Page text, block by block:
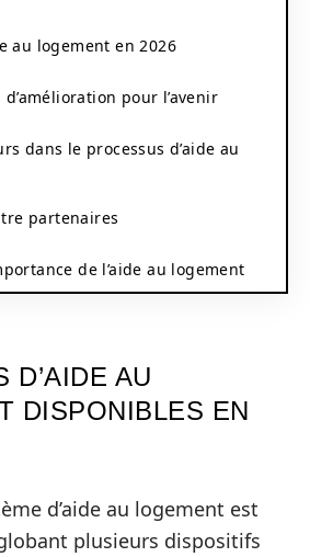
au logement en 2026
pour l’avenir
dans le processus d’aide au
partenaires
de l’aide au logement
D’AIDE AU
DISPONIBLES EN
d’aide au logement est
plusieurs dispositifs